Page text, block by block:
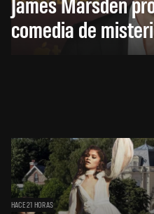
comedia de
HACE 21 HORAS